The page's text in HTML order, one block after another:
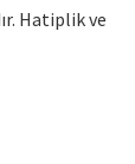
Hatiplik ve